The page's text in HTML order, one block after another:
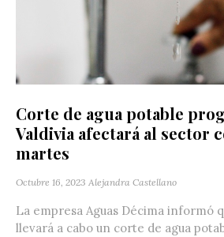
Corte de agua potable
Valdivia afectará al sector
martes
Octubre 16, 2023 Alejandra Castellano
La empresa Aguas Décima informó
llevará a cabo un corte de agua